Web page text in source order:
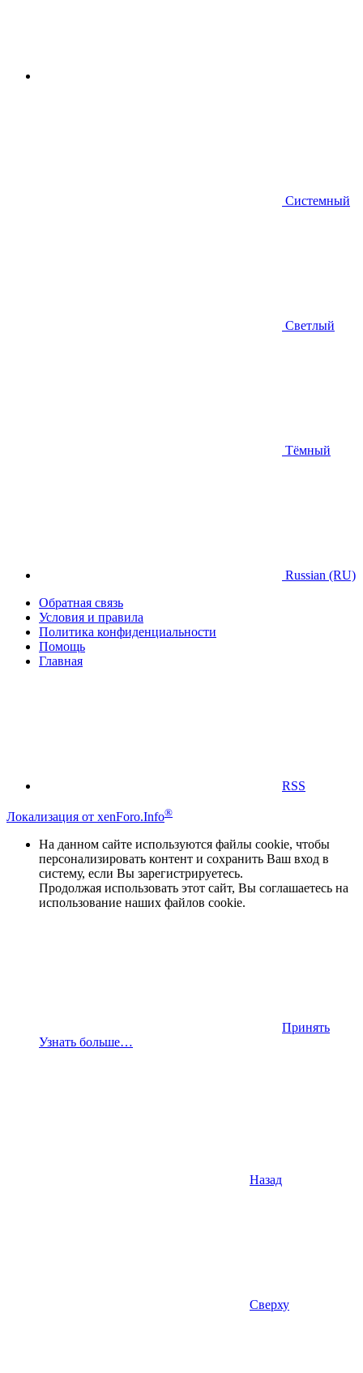
Системный
Светлый
Тёмный
Russian (RU)
Обратная связь
Условия и правила
Политика конфиденциальности
Помощь
Главная
RSS
Локализация от xenForo.Info®
На данном сайте используются файлы cookie, чтобы
персонализировать контент и сохранить Ваш вход в
систему, если Вы зарегистрируетесь.
Продолжая использовать этот сайт, Вы соглашаетесь на
использование наших файлов cookie.
Принять
Узнать больше…
Назад
Сверху